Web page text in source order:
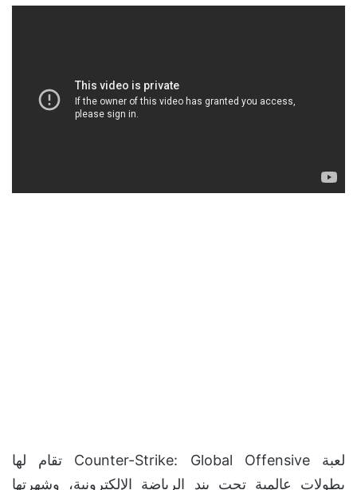
لعبة Counter-Strike: Global Offensive تقام لها
بطولات عالمية تحت بند الرياضة الإلكترونية، وشهرتها